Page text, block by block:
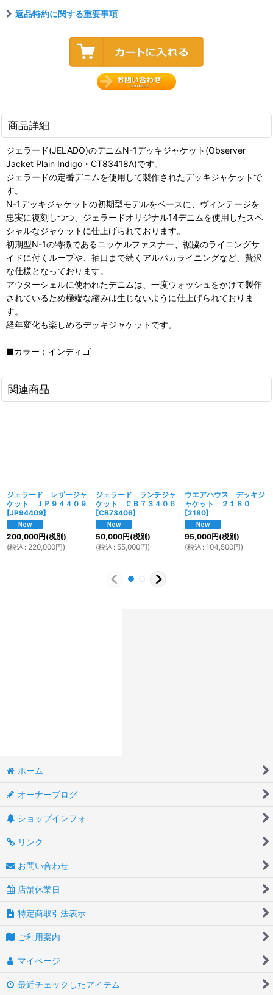
返品特約に関する重要事項
商品詳細
ジェラード(JELADO)のデニムN-1デッキジャケット(Observer
Jacket Plain Indigo・CT83418A)です。
ジェラードの定番デニムを使用して製作されたデッキジャケットで
す。
N-1デッキジャケットの初期型モデルをベースに、ヴィンテージを
忠実に復刻しつつ、ジェラードオリジナル14デニムを使用したスペ
シャルなジャケットに仕上げられております。
初期型N-1の特徴であるニッケルファスナー、裾脇のライニングサ
イドに付くループや、袖口まで続くアルパカライニングなど、贅沢
な仕様となっております。
アウターシェルに使われたデニムは、一度ウォッシュをかけて製作
されているため極端な縮みは生じないように仕上げられておりま
す。
経年変化も楽しめるデッキジャケットです。
■カラー：インディゴ
関連商品
ジェラード レザージャ
ケット ＪＰ９４４０９
[JP94409]
200,000円(税別)
(税込 : 220,000円)
ジェラード ランチジャ
ケット ＣＢ７３４０６
[CB73406]
50,000円(税別)
(税込 : 55,000円)
ウエアハウス デッキジ
ャケット ２１８０
[2180]
95,000円(税別)
(税込 : 104,500円)
ホーム
オーナーブログ
ショップインフォ
リンク
お問い合わせ
店舗休業日
特定商取引法表示
ご利用案内
マイページ
最近チェックしたアイテム